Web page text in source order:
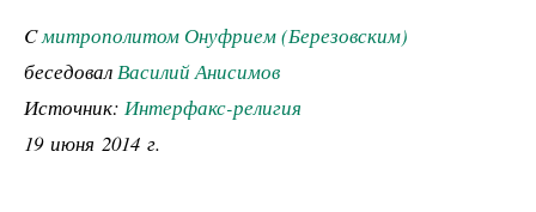
Cмитрополитом Онуфрием (Березовским)
беседовалВасилий Анисимов
Источник: Интерфакс-религия
19 июня 2014 г.